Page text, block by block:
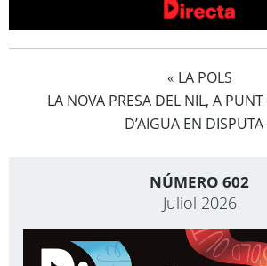
« LA POLS
LA NOVA PRESA DEL NIL, A PUNT
D’AIGUA EN DISPUTA
NÚMERO 602
Juliol 2026